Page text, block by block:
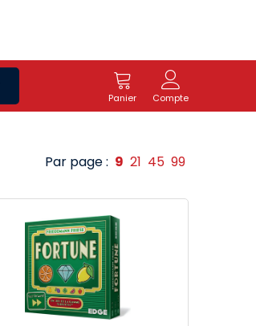
Panier Compte
Par page : 9 21 45 99